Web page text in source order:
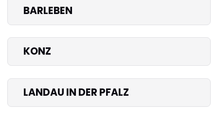
BARLEBEN
KONZ
LANDAU IN DER PFALZ